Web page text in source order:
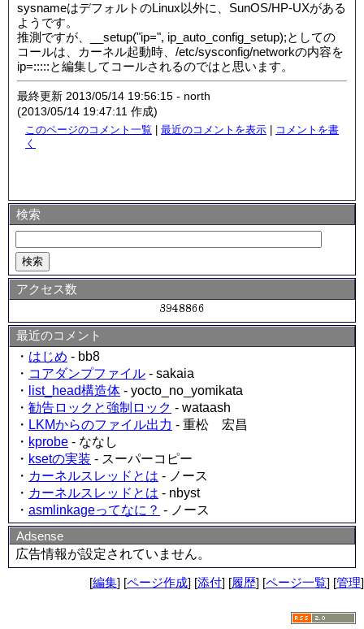
sysnameはデフォルトのLinux以外に、SunOS/HP-UXがある
ようです。
推測ですが、__setup("ip=", ip_auto_config_setup);としての
コールは、カーネル起動時、/etc/sysconfig/networkの内容を
ip=:::::と編集してコールされるのではと思います。
最終更新 2013/05/14 19:56:15 - north
(2013/05/14 19:47:11 作成)
このページのコメント一覧 最近のコメントを表示
コメントを書
く
検索
アクセス数
最近のコメント
・ はじめ - bb8
・ コアダンプファイル - sakaia
・
list_head構造体 - yocto_no_yomikata
・ 勧告ロックと強制ロック - wataash
・ LKMからのファイル出力 - 重松 宏昌
・ kprobe - ななし
・ ksetの実装 - スーパーコピー
・ カーネルスレッドとは - ノース
・ カーネルスレッドとは - nbyst
・ asmlinkageってなに？ - ノース
Adsense
広告情報が設定されていません。
[編集] [ページ作成] [添付] [履歴] [ページ一覧] [管理]